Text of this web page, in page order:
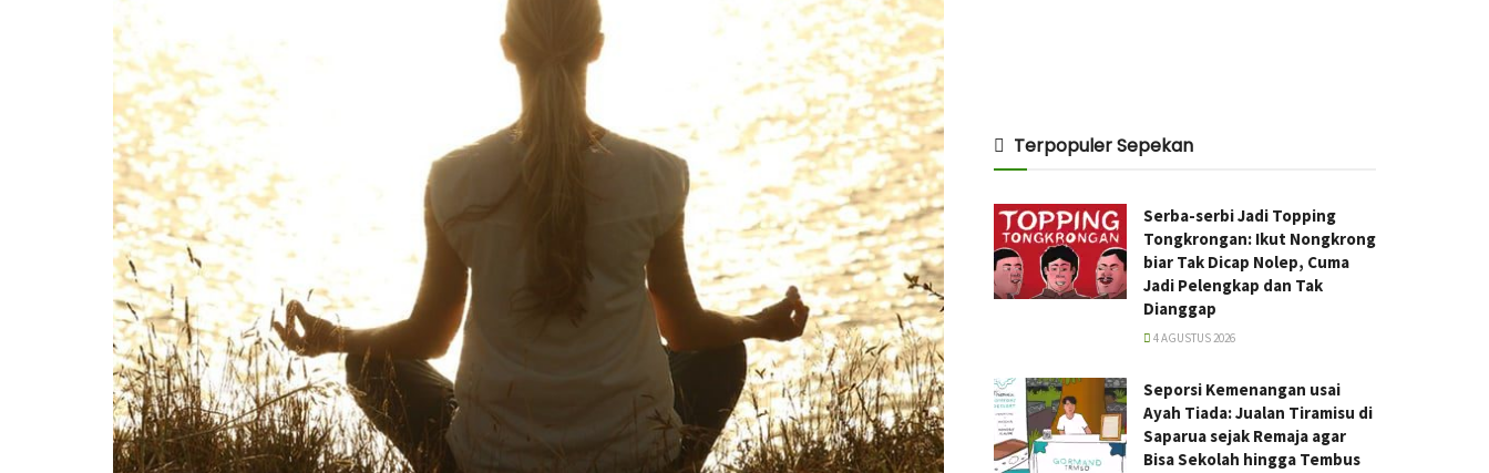
Terpopuler Sepekan
Serba-serbi Jadi Topping
Tongkrongan: Ikut Nongkrong
biar Tak Dicap Nolep, Cuma
Jadi Pelengkap dan Tak
Dianggap
4 AGUSTUS 2026
Seporsi Kemenangan usai
Ayah Tiada: Jualan Tiramisu di
Saparua sejak Remaja agar
Bisa Sekolah hingga Tembus